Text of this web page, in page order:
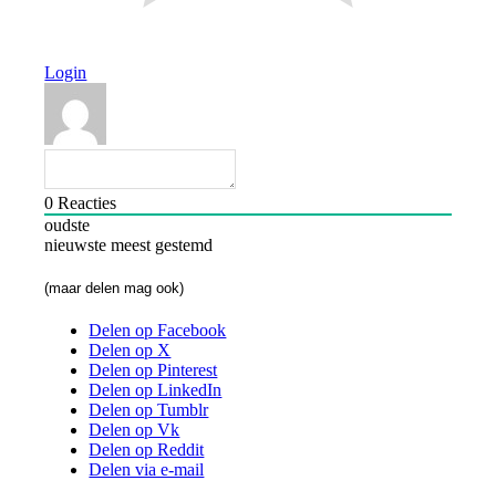
Login
0 Reacties
oudste
nieuwste meest gestemd
(maar delen mag ook)
Delen op Facebook
Delen op X
Delen op Pinterest
Delen op LinkedIn
Delen op Tumblr
Delen op Vk
Delen op Reddit
Delen via e-mail